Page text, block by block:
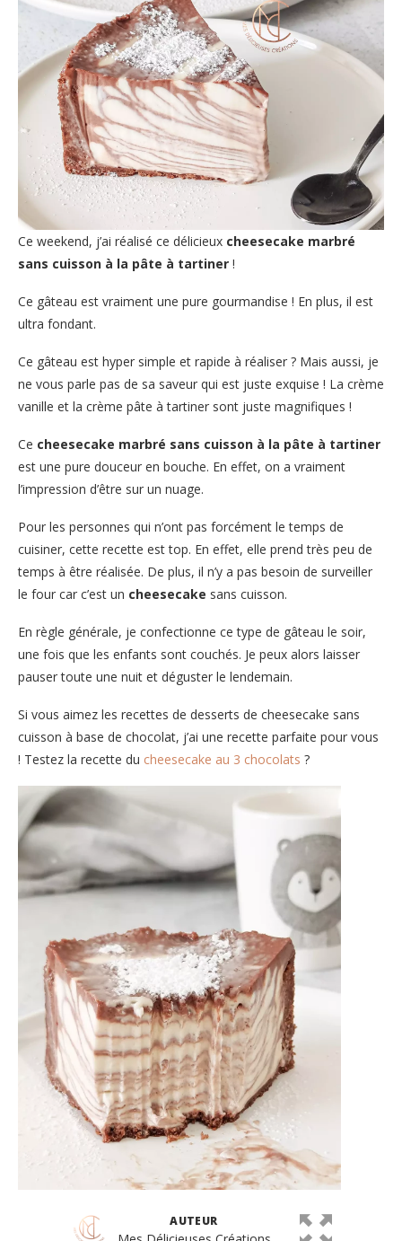
Ce weekend, j’ai réalisé ce délicieux cheesecake marbré
sans cuisson à la pâte à tartiner !
Ce gâteau est vraiment une pure gourmandise ! En plus, il est
ultra fondant.
Ce gâteau est hyper simple et rapide à réaliser ? Mais aussi, je
ne vous parle pas de sa saveur qui est juste exquise ! La crème
vanille et la crème pâte à tartiner sont juste magnifiques !
Ce cheesecake marbré sans cuisson à la pâte à tartiner
est une pure douceur en bouche. En effet, on a vraiment
l’impression d’être sur un nuage.
Pour les personnes qui n’ont pas forcément le temps de
cuisiner, cette recette est top. En effet, elle prend très peu de
temps à être réalisée. De plus, il n’y a pas besoin de surveiller
le four car c’est un cheesecake sans cuisson.
En règle générale, je confectionne ce type de gâteau le soir,
une fois que les enfants sont couchés. Je peux alors laisser
pauser toute une nuit et déguster le lendemain.
Si vous aimez les recettes de desserts de cheesecake sans
cuisson à base de chocolat, j’ai une recette parfaite pour vous
! Testez la recette du cheesecake au 3 chocolats ?
AUTEUR